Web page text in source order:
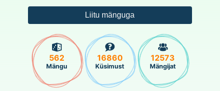
562
Mängu
16860
Küsimust
12573
Mängijat